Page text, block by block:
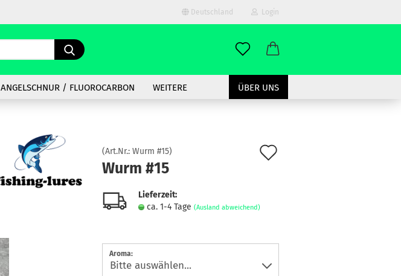
Deutschland
Lieferland
Login
Passwort vergessen?
Suche...
ANGELSCHNUR / FLUOROCARBON ÜBER UNS
WEITERE
(Art.Nr.: Wurm #15)
Wurm #15
Lieferzeit:
ca. 1-4 Tage (Ausland abweichend)
Aroma: